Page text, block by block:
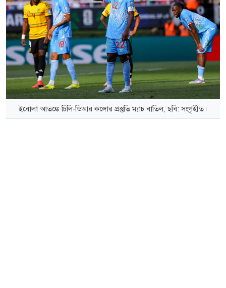
ইবোলা আতঙ্কে চিলি-ডিআর কঙ্গোর প্রস্তুতি ম্যাচ বাতিল, ছবি: সংগৃহীত।